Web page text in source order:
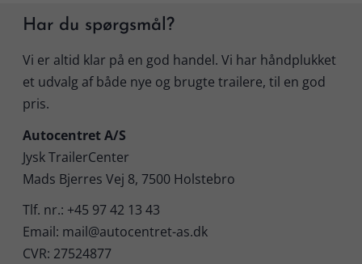
Har du spørgsmål?
Vi er altid klar på en god handel. Vi har håndplukket
et udvalg af både nye og brugte trailere, til en god
pris.
Autocentret A/S
Jysk TrailerCenter
Mads Bjerres Vej 8, 7500 Holstebro
Tlf. nr.: +45 97 42 13 43
Email: mail@autocentret-as.dk
CVR: 27524877